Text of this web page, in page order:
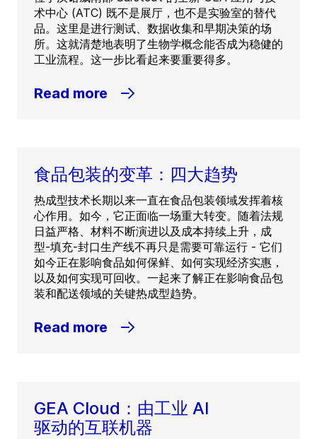
术中心 (ATC) 既不是展厅，也不是实验室的替代
品。这里是进行测试、数据收集和早期决策的场
所。这就清楚地表明了生物学概念能否成为稳健的
工业流程。这一步比看起来要重要得多。
Read more
食品包装的变革：四大趋势
热成型技术长期以来一直在食品包装领域发挥着核
心作用。如今，它正面临一场重大转变。随着法规
日益严格、材料不断演进以及成本持续上升，成
型-填充-封口生产线不再只是需要可靠运行 - 它们
如今正在影响食品如何保鲜、如何实现经济实惠，
以及如何实现可回收。一起来了解正在影响食品包
装和配送领域的关键热成型趋势。
Read more
GEA Cloud：由工业 AI
驱动的互联机器